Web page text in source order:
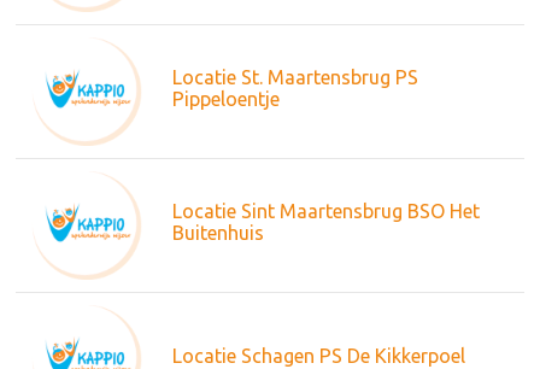
Locatie St. Maartensbrug PS
Pippeloentje
Locatie Sint Maartensbrug BSO Het
Buitenhuis
Locatie Schagen PS De Kikkerpoel